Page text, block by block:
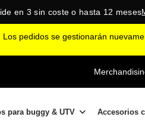
en 3 sin coste o hasta 12 meses
pedidos se gestionarán
para buggy & UTV Accesorios